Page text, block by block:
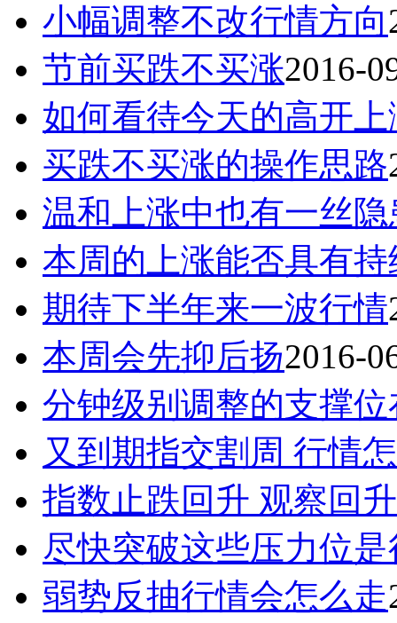
小幅调整不改行情方向
节前买跌不买涨2016-
如何看待今天的高开上
买跌不买涨的操作思路
温和上涨中也有一丝隐
本周的上涨能否具有持
期待下半年来一波行情
本周会先抑后扬2016-
分钟级别调整的支撑位
又到期指交割周 行情
指数止跌回升 观察回
尽快突破这些压力位
弱势反抽行情会怎么走